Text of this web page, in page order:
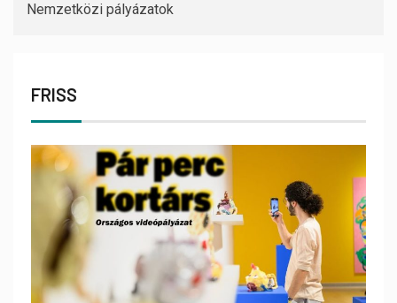
Nemzetközi pályázatok
FRISS